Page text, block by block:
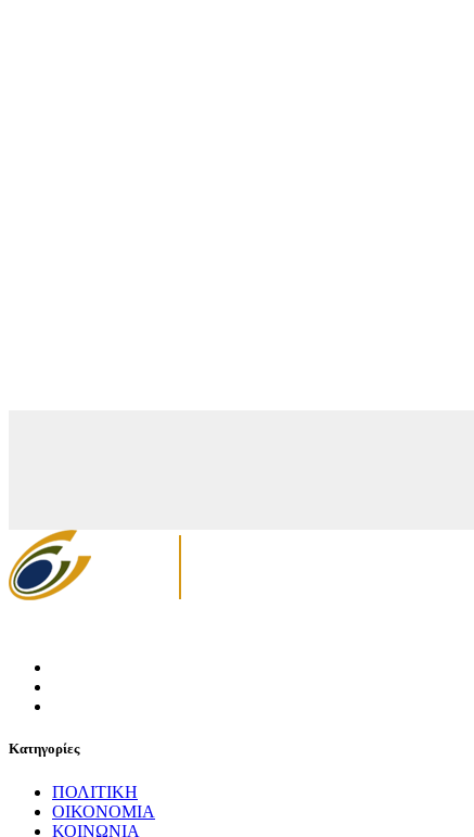
Κατηγορίες
ΠΟΛΙΤΙΚΗ
ΟΙΚΟΝΟΜΙΑ
ΚΟΙΝΩΝΙΑ